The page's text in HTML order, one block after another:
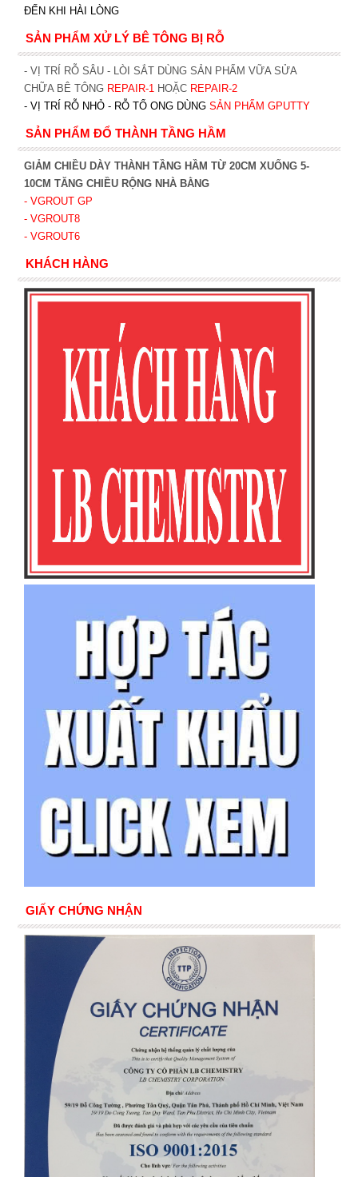
ĐẾN KHI HÀI LÒNG
SẢN PHẨM XỬ LÝ BÊ TÔNG BỊ RỖ
- VỊ TRÍ RỖ SÂU - LÒI SẮT DÙNG SẢN PHẨM VỮA SỬA
CHỮA BÊ TÔNG REPAIR-1HOẶC REPAIR-2
- VỊ TRÍ RỖ NHỎ - RỖ TỔ ONG DÙNG SẢN PHẨM GPUTTY
SẢN PHẨM ĐỔ THÀNH TẦNG HẦM
GIẢM CHIỀU DÀY THÀNH TẦNG HẦM TỪ 20CM XUỐNG 5-
10CM TĂNG CHIỀU RỘNG NHÀ BẰNG
- VGROUT GP
- VGROUT8
- VGROUT6
KHÁCH HÀNG
GIẤY CHỨNG NHẬN